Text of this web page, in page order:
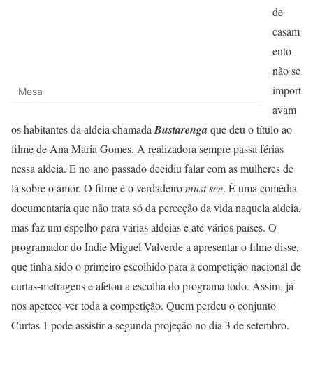
Mesa
de
casam
ento
não se
import
avam
os habitantes da aldeia chamadaBustarengaque deu o título ao
filme de Ana Maria Gomes. A realizadora sempre passa férias
nessa aldeia. E no ano passado decidiu falar com as mulheres de
lá sobre o amor. O filme é o verdadeiromust see. É uma comédia
documentaria que não trata só da perceção da vida naquela aldeia,
mas faz um espelho para várias aldeias e até vários países. O
programador do Indie Miguel Valverde a apresentar o filme disse,
que tinha sido o primeiro escolhido para a competição nacional de
curtas-metragens e afetou a escolha do programa todo. Assim, já
nos apetece ver toda a competição. Quem perdeu o conjunto
Curtas 1 pode assistir a segunda projeção no dia 3 de setembro.